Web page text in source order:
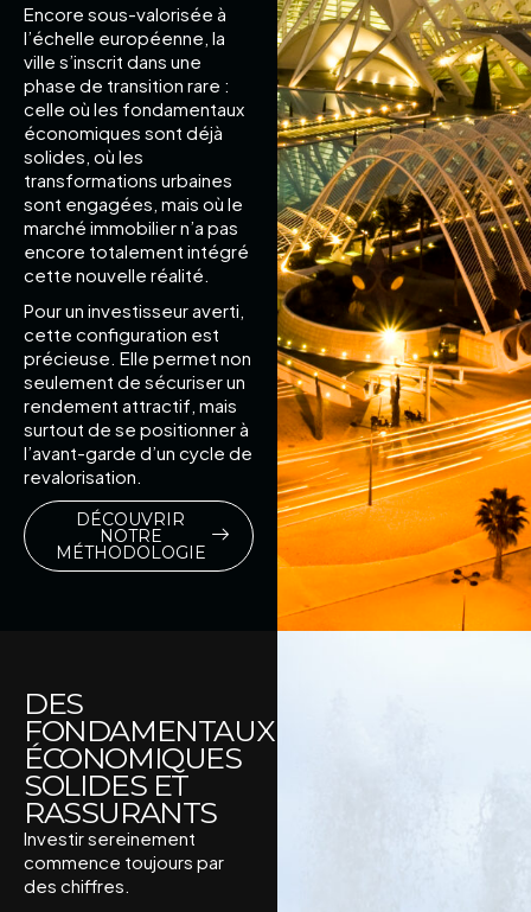
Encore sous-valorisée à
l’échelle européenne, la
ville s’inscrit dans une
phase de transition rare :
celle où les fondamentaux
économiques sont déjà
solides, où les
transformations urbaines
sont engagées, mais où le
marché immobilier n’a pas
encore totalement intégré
cette nouvelle réalité.
Pour un investisseur averti,
cette configuration est
précieuse. Elle permet non
seulement de sécuriser un
rendement attractif, mais
surtout de se positionner à
l’avant-garde d’un cycle de
revalorisation.
DÉCOUVRIR
NOTRE
MÉTHODOLOGIE
DES
FONDAMENTAUX
ÉCONOMIQUES
SOLIDES ET
RASSURANTS
Investir sereinement
commence toujours par
des chiffres.